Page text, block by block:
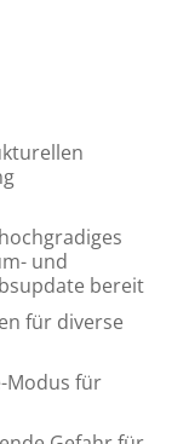
und
bereit
für diverse
Modus für